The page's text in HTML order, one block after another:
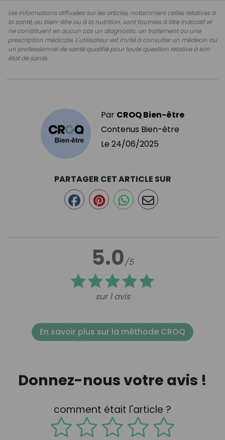
Les informations diffusées sur les articles, notamment celles relatives à
la santé, au bien-être ou à la nutrition, sont fournies à titre indicatif et
ne constituent en aucun cas un diagnostic, un traitement ou une
prescription médicale. L'utilisateur est invité à consulter un médecin ou
un professionnel de santé qualifié pour toute question relative à son
état de santé.
Par CROQ Bien-être
Contenus Bien-être
Le 24/06/2025
5.0/5
sur 1 avis
PARTAGER CET ARTICLE SUR
En savoir plus sur la méthode CROQ
Donnez-nous votre avis !
comment était l'article ?